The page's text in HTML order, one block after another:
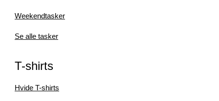
Weekendtasker
Se alle tasker
T-shirts
Hvide T-shirts